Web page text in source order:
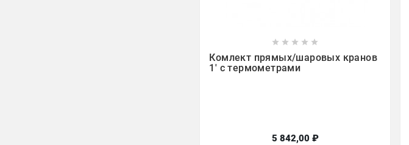
    
Комлект прямых/шаровых кранов
1' с термометрами
5 842,00 ₽